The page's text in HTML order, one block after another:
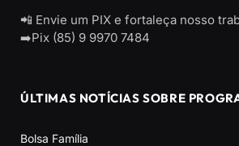
📲 Envie um PIX e fortaleça nosso
➡️Pix (85) 9 9970 7484
ÚLTIMAS NOTÍCIAS SOBRE
Bolsa Família